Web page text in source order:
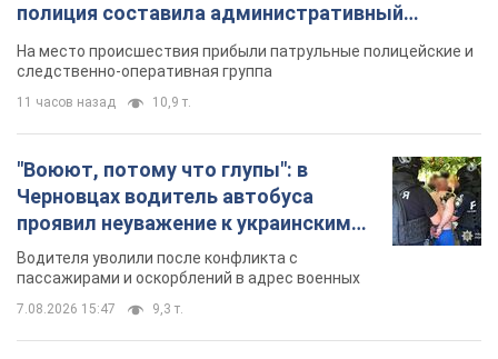
полиция составила административный
протокол. Видео
На место происшествия прибыли патрульные полицейские и
следственно-оперативная группа
11 часов назад 10,9 т.
"Воюют, потому что глупы": в
Черновцах водитель автобуса
проявил неуважение к украинским
военным и поплатился за это.
Видео
Водителя уволили после конфликта с
пассажирами и оскорблений в адрес военных
7.08.2026 15:47 9,3 т.